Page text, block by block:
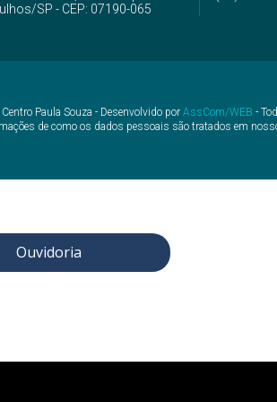
SP - CEP: 07190-065
Paula Souza - Desenvolvido por AssCom/WEB -
de como os dados pessoais são tratados em
Ouvidoria